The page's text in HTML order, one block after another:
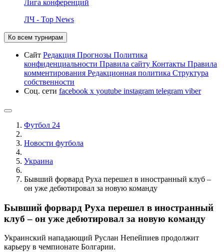
Лига конференций
ЛЧ - Top News
Ко всем турнирам
Сайт Редакция Прогнозы Политика
конфиденциальности Правила сайту Контакты Правила
комментирования Редакционная политика Структура
собственности
Соц. сети facebook x youtube instagram telegram viber
Футбол 24
Новости футбола
Украина
Бывший форвард Руха перешел в иностранный клуб –
он уже дебютировал за новую команду
Бывший форвард Руха перешел в иностранный
клуб – он уже дебютировал за новую команду
Украинский нападающий Руслан Непейпиев продолжит
карьеру в чемпионате Болгарии.